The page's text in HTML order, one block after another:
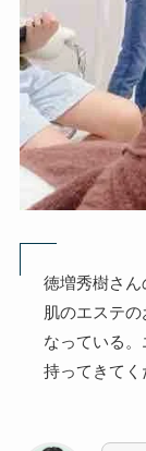
徳増秀樹さ
肌のエステ
なっている
持ってきてく